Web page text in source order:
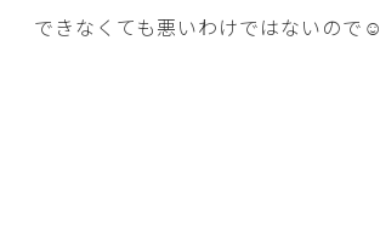
できなくても悪いわけではないので☺